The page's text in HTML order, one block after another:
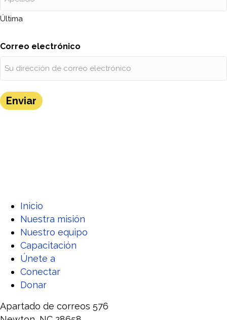
Última
Correo electrónico
Enviar
Inicio
Nuestra misión
Nuestro equipo
Capacitación
Únete a
Conectar
Donar
Apartado de correos 576